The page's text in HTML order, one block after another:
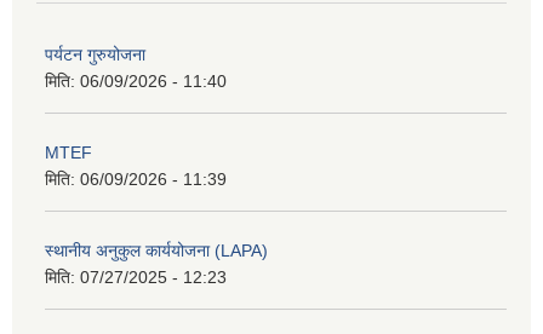
पर्यटन गुरुयोजना
मिति: 06/09/2026 - 11:40
MTEF
मिति: 06/09/2026 - 11:39
स्थानीय अनुकुल कार्ययोजना (LAPA)
मिति: 07/27/2025 - 12:23